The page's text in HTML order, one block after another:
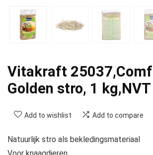
Vitakraft
Golden stro, 1 kg,NVT
Add to wishlist Add to compare
Natuurlijk stro als bekledingsmateriaal
Voor knaagdieren